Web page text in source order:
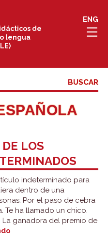
de
lengua
ENG
LOS
indeterminado para
dentro de una
Por el paso de cebra
Te ha llamado un chico.
La ganadora del premio de